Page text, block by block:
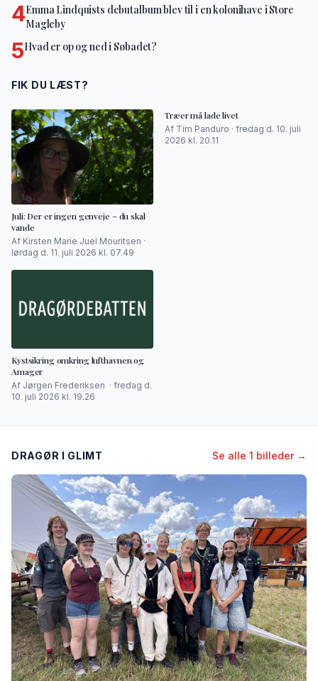
4Emma Lindquists debutalbum blev til i en kolonihave i Store
Magleby
5Hvad er op og ned i Søbadet?
FIK DU LÆST?
Juli: Der er ingen genveje – du skal
vande
Af Kirsten Marie Juel Mouritsen ·
lørdag d. 11. juli 2026 kl. 07.49
Træer må lade livet
Af Tim Panduro · fredag d. 10. juli
2026 kl. 20.11
Kystsikring omkring lufthavnen og
Amager
Af Jørgen Frederiksen · fredag d.
10. juli 2026 kl. 19.26
DRAGØR I GLIMT Se alle 1 billeder →